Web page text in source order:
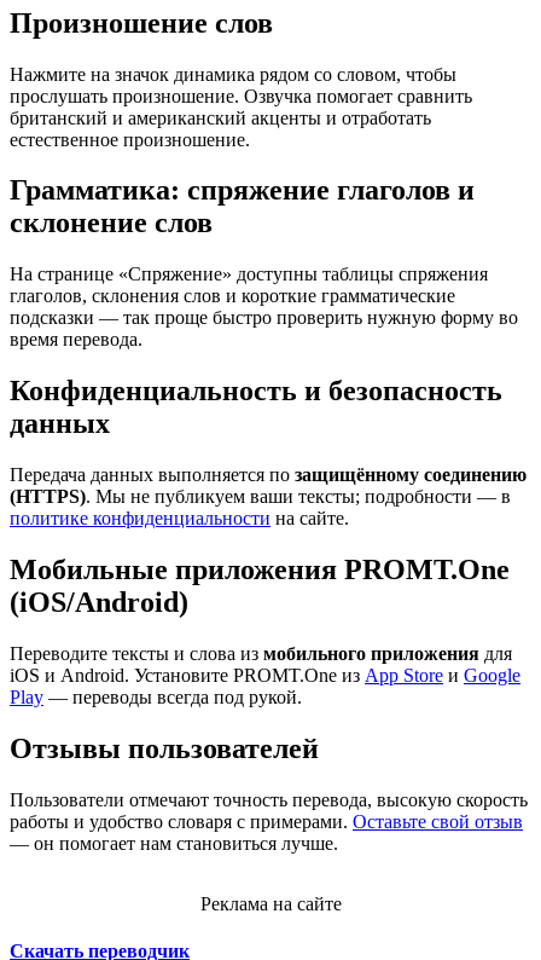
Произношение слов
Нажмите на значок динамика рядом со словом, чтобы
прослушать произношение. Озвучка помогает сравнить
британский и американский акценты и отработать
естественное произношение.
Грамматика: спряжение глаголов и
склонение слов
На странице «Спряжение» доступны таблицы спряжения
глаголов, склонения слов и короткие грамматические
подсказки — так проще быстро проверить нужную форму во
время перевода.
Конфиденциальность и безопасность
данных
Передача данных выполняется по защищённому соединению
(HTTPS). Мы не публикуем ваши тексты; подробности — в
политике конфиденциальности на сайте.
Мобильные приложения PROMT.One
(iOS/Android)
Переводите тексты и слова из мобильного приложения для
iOS и Android. Установите PROMT.One из App Store и Google
Play — переводы всегда под рукой.
Отзывы пользователей
Пользователи отмечают точность перевода, высокую скорость
работы и удобство словаря с примерами. Оставьте свой отзыв
— он помогает нам становиться лучше.
Реклама на сайте
Скачать переводчик